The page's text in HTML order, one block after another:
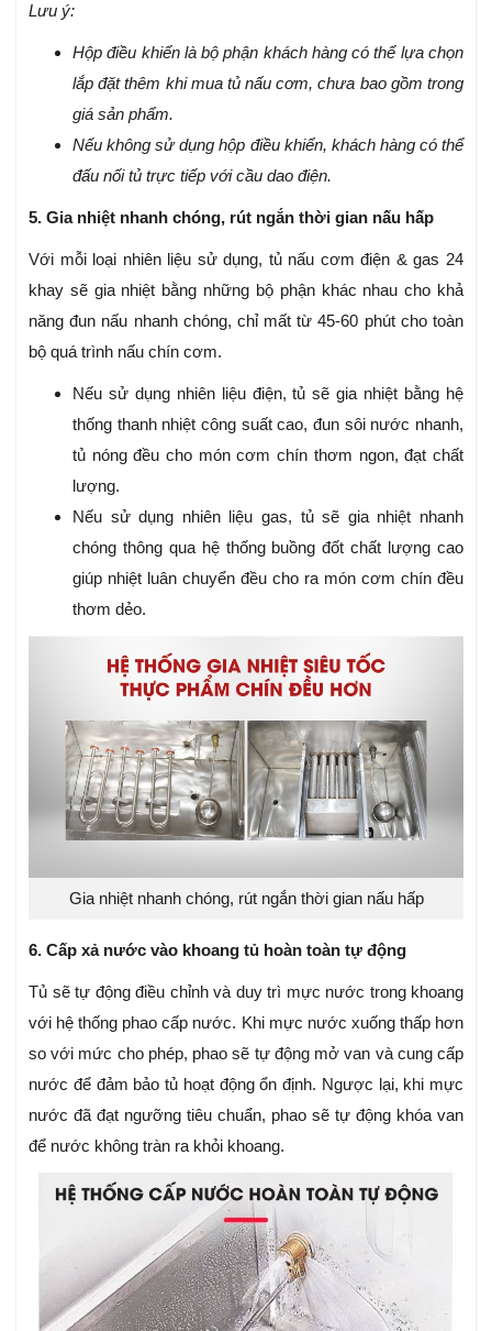
Lưu ý:
Hộp điều khiển là bộ phận khách hàng có thể lựa chọn
lắp đặt thêm khi mua tủ nấu cơm, chưa bao gồm trong
giá sản phẩm.
Nếu không sử dụng hộp điều khiển, khách hàng có thể
đấu nối tủ trực tiếp với cầu dao điện.
5. Gia nhiệt nhanh chóng, rút ngắn thời gian nấu hấp
Với mỗi loại nhiên liệu sử dụng, tủ nấu cơm điện & gas 24
khay sẽ gia nhiệt bằng những bộ phận khác nhau cho khả
năng đun nấu nhanh chóng, chỉ mất từ 45-60 phút cho toàn
bộ quá trình nấu chín cơm.
Nếu sử dụng nhiên liệu điện, tủ sẽ gia nhiệt bằng hệ
thống thanh nhiệt công suất cao, đun sôi nước nhanh,
tủ nóng đều cho món cơm chín thơm ngon, đạt chất
lượng.
Nếu sử dụng nhiên liệu gas, tủ sẽ gia nhiệt nhanh
chóng thông qua hệ thống buồng đốt chất lượng cao
giúp nhiệt luân chuyển đều cho ra món cơm chín đều
thơm dẻo.
Gia nhiệt nhanh chóng, rút ngắn thời gian nấu hấp
6. Cấp xả nước vào khoang tủ hoàn toàn tự động
Tủ sẽ tự động điều chỉnh và duy trì mực nước trong khoang
với hệ thống phao cấp nước. Khi mực nước xuống thấp hơn
so với mức cho phép, phao sẽ tự động mở van và cung cấp
nước để đảm bảo tủ hoạt động ổn định. Ngược lại, khi mực
nước đã đạt ngưỡng tiêu chuẩn, phao sẽ tự động khóa van
để nước không tràn ra khỏi khoang.